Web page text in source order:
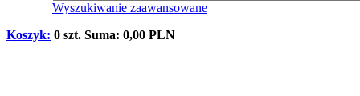
Wyszukiwanie zaawansowane
Koszyk: 0 szt. Suma: 0,00 PLN